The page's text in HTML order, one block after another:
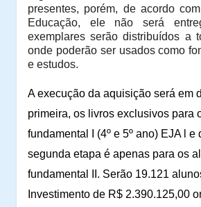
presentes, porém, de acordo
Educação, ele não será
exemplares serão distribuídos a
onde poderão ser usados como
e estudos.
A execução da aquisição será em
primeira, os livros exclusivos para
fundamental I (4º e 5º ano) EJA l e
segunda etapa é apenas para os
fundamental II. Serão 19.121
Investimento de R$ 2.390.125,00